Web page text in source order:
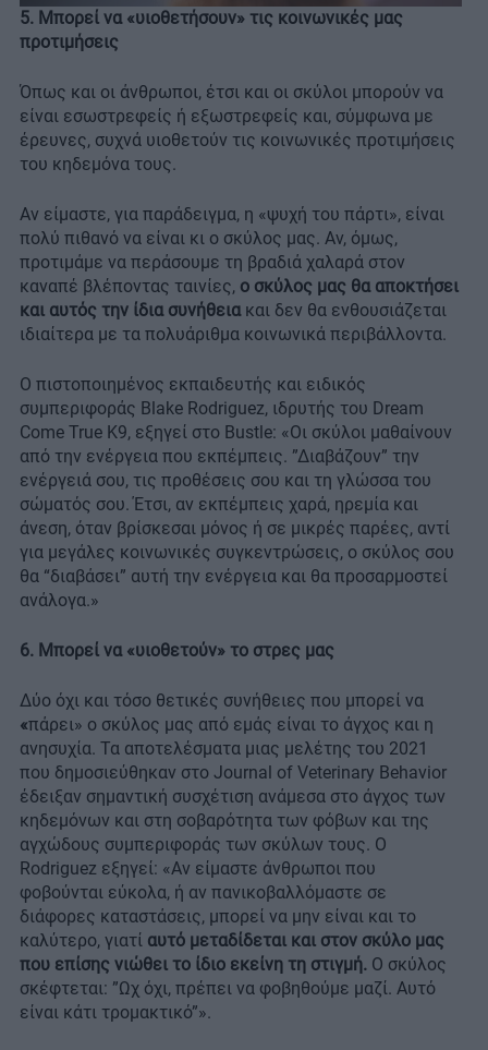
5. Μπορεί να «υιοθετήσουν» τις κοινωνικές μας
προτιμήσεις
Όπως και οι άνθρωποι, έτσι και οι σκύλοι μπορούν να
είναι εσωστρεφείς ή εξωστρεφείς και, σύμφωνα με
έρευνες, συχνά υιοθετούν τις κοινωνικές προτιμήσεις
του κηδεμόνα τους.
Αν είμαστε, για παράδειγμα, η «ψυχή του πάρτι», είναι
πολύ πιθανό να είναι κι ο σκύλος μας. Αν, όμως,
προτιμάμε να περάσουμε τη βραδιά χαλαρά στον
καναπέ βλέποντας ταινίες, ο σκύλος μας θα αποκτήσει
και αυτός την ίδια συνήθειακαι δεν θα ενθουσιάζεται
ιδιαίτερα με τα πολυάριθμα κοινωνικά περιβάλλοντα.
Ο πιστοποιημένος εκπαιδευτής και ειδικός
συμπεριφοράς Blake Rodriguez, ιδρυτής του Dream
Come True K9, εξηγεί στο Bustle: «Οι σκύλοι μαθαίνουν
από την ενέργεια που εκπέμπεις. ”Διαβάζουν” την
ενέργειά σου, τις προθέσεις σου και τη γλώσσα του
σώματός σου. Έτσι, αν εκπέμπεις χαρά, ηρεμία και
άνεση, όταν βρίσκεσαι μόνος ή σε μικρές παρέες, αντί
για μεγάλες κοινωνικές συγκεντρώσεις, ο σκύλος σου
θα “διαβάσει” αυτή την ενέργεια και θα προσαρμοστεί
ανάλογα.»
6. Μπορεί να «υιοθετούν» το στρες μας
Δύο όχι και τόσο θετικές συνήθειες που μπορεί να
«πάρει» ο σκύλος μας από εμάς είναι το άγχος και η
ανησυχία. Τα αποτελέσματα μιας μελέτης του 2021
που δημοσιεύθηκαν στο Journal of Veterinary Behavior
έδειξαν σημαντική συσχέτιση ανάμεσα στο άγχος των
κηδεμόνων και στη σοβαρότητα των φόβων και της
αγχώδους συμπεριφοράς των σκύλων τους. Ο
Rodriguez εξηγεί: «Αν είμαστε άνθρωποι που
φοβούνται εύκολα, ή αν πανικοβαλλόμαστε σε
διάφορες καταστάσεις, μπορεί να μην είναι και το
καλύτερο, γιατί αυτό μεταδίδεται και στον σκύλο μας
που επίσης νιώθει το ίδιο εκείνη τη στιγμή. Ο σκύλος
σκέφτεται: ”Ωχ όχι, πρέπει να φοβηθούμε μαζί. Αυτό
είναι κάτι τρομακτικό”».